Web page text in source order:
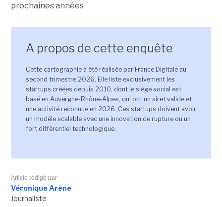
prochaines années
A propos de cette enquête
Cette cartographie a été réalisée par France Digitale au
second trimestre 2026. Elle liste exclusivement les
startups créées depuis 2010, dont le siège social est
basé en Auvergne-Rhône-Alpes, qui ont un siret valide et
une activité reconnue en 2026. Ces startups doivent avoir
un modèle scalable avec une innovation de rupture ou un
fort différentiel technologique.
Article rédigé par
Véronique Arène
Journaliste